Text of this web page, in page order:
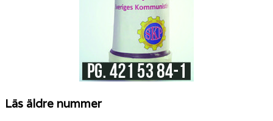
Läs äldre nummer